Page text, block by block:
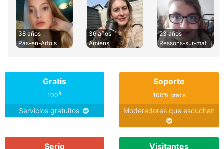
38 años
Pas-en-Artois
36 años
Amiens
23 años
Ressons-sur-mat
Gratis
100%
Servicios gratuitos
Soporte
100% gratis
Moderadores que escuchan
Serio Visitantes